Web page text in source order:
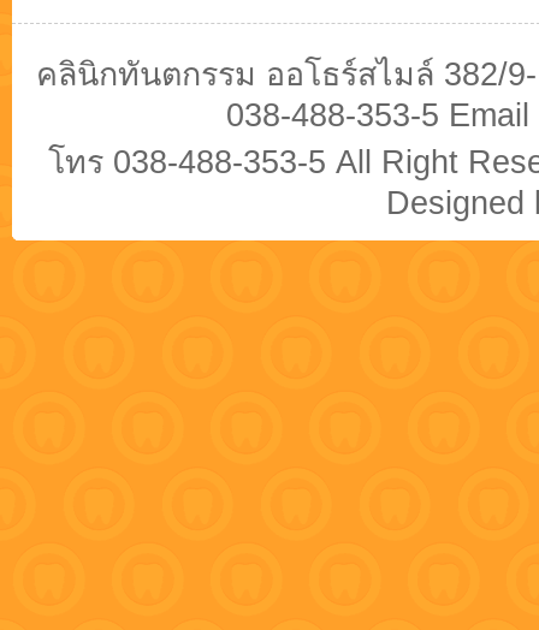
คลินิกทันตกรรม ออโธร์สไมล์ 382/
038-488-353-5
โทร 038-488-353-5 All Right
Designed